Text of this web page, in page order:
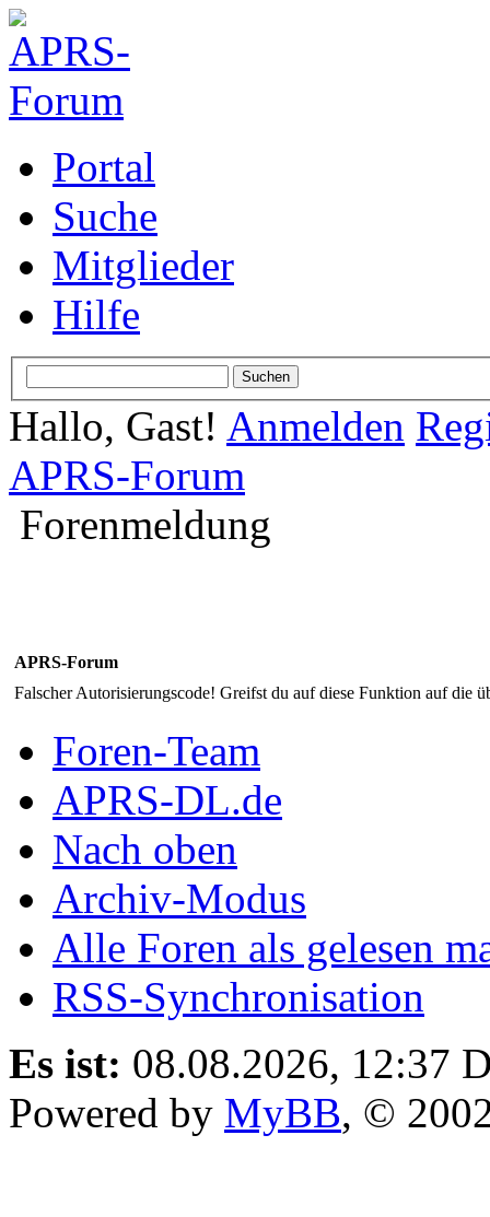
Portal
Suche
Mitglieder
Hilfe
Hallo, Gast! Anmelden
APRS-Forum
Forenmeldung
APRS-Forum
Falscher Autorisierungscode! Greifst du auf diese Funktion auf die
Foren-Team
APRS-DL.de
Nach oben
Archiv-Modus
Alle Foren als gelesen
RSS-Synchronisation
Es ist: 08.08.2026, 12:37
Powered by MyBB, ©